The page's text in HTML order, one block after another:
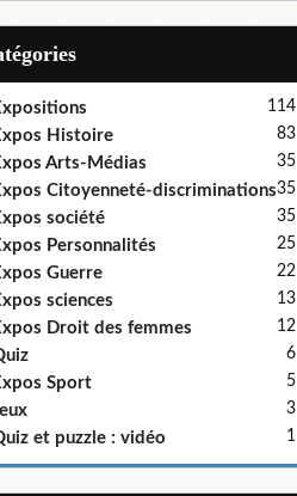
114
Histoire 83
Arts-Médias 35
Citoyenneté-discriminations35
société 35
Personnalités 25
Guerre 22
sciences 13
Droit des femmes 12
6
Sport 5
3
et puzzle : vidéo 1